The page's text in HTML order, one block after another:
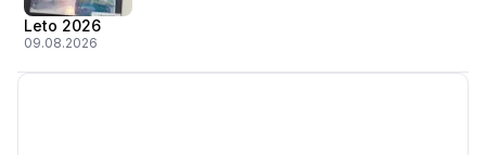
Leto 2026
09.08.2026